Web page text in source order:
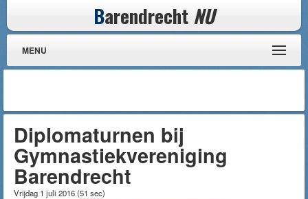
Barendrecht NU
MENU
Diplomaturnen bij
Gymnastiekvereniging
Barendrecht
Vrijdag 1 juli 2016(51 sec)